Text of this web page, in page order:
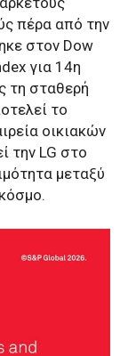
πέρα από την
στον Dow
για 14η
τη σταθερή
το
οικιακών
την LG στο
μεταξύ